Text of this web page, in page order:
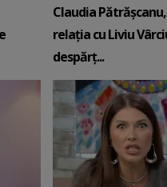
Claudia
relația cu Liviu
despărț...